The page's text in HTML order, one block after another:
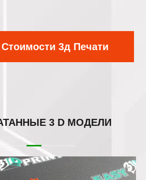
Стоимости 3д Печати
3 D МОДЕЛИ